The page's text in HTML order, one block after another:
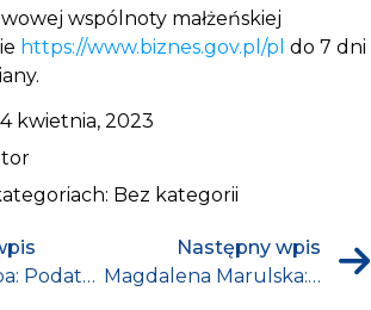
wspólnoty małżeńskiej
https://www.biznes.gov.pl/pl do 7 dni
kwietnia, 2023
Bez kategorii
Monika Glaba: Podatek od czynności cywilno-prawnych
Następny wpis
Magdalena Marulska: Formy opodatkowania działalności jednoosobowej